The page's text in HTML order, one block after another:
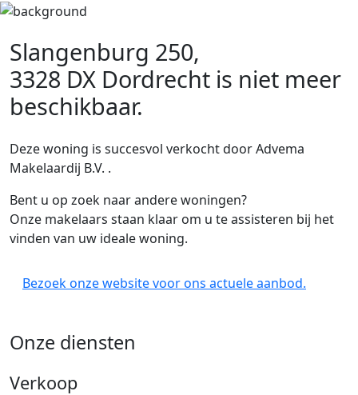
Slangenburg 250,
3328 DX Dordrecht is niet meer
beschikbaar.
Deze woning is succesvol verkocht door Advema
Makelaardij B.V. .
Bent u op zoek naar andere woningen?
Onze makelaars staan klaar om u te assisteren bij het
vinden van uw ideale woning.
Bezoek onze website voor ons actuele aanbod.
Onze diensten
Verkoop